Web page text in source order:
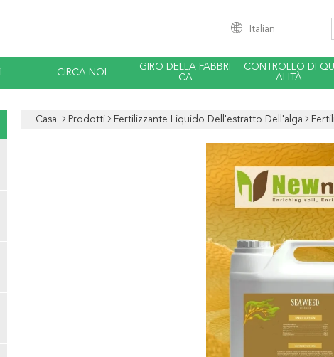
Italian
CIRCA NOI
GIRO DELLA FABBRI
CA
CONTROLLO DI QU
ALITÀ
Casa Prodotti Fertilizzante Liquido Dell'estratto Dell'alga